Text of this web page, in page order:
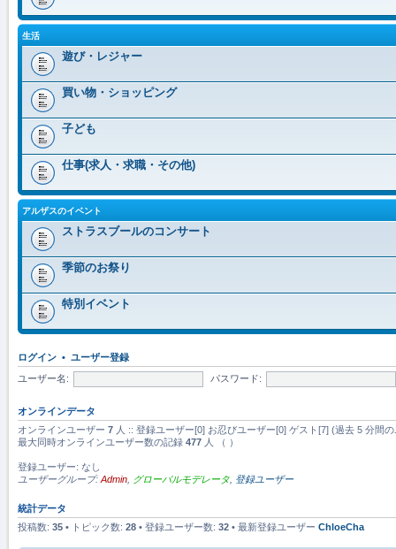
生活
遊び・レジャー
買い物・ショッピング
子ども
仕事(求人・求職・その他)
アルザスのイベント
ストラスブールのコンサート
季節のお祭り
特別イベント
ログイン • ユーザー登録
ユーザー名: パスワード:
オンラインデータ
オンラインユーザー 7 人 :: 登録ユーザー[0] お忍びユーザー[0] ゲスト[7] (過去 5 分間
最大同時オンラインユーザー数の記録 477 人 （ ）
登録ユーザー: なし
ユーザーグループ: Admin グローバルモデレータ 登録ユーザー
統計データ
投稿数: 35 • トピック数: 28 • 登録ユーザー数: 32 • 最新登録ユーザー ChloeCha